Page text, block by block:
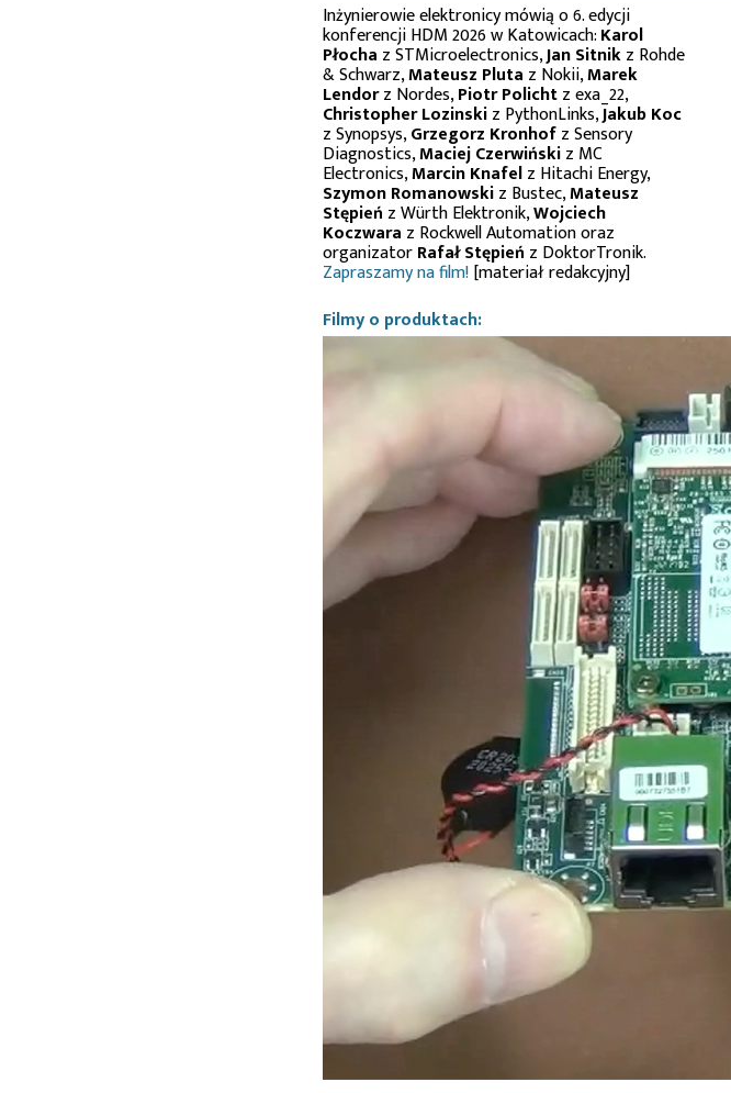
Inżynierowie elektronicy mówią o 6. edycji
konferencji HDM 2026 w Katowicach:Karol
Płocha z STMicroelectronics,Jan Sitnikz Rohde
& Schwarz,Mateusz Pluta z Nokii,Marek
Lendorz Nordes,Piotr Polichtz exa_22,
Christopher Lozinskiz PythonLinks,Jakub Koc
z Synopsys,Grzegorz Kronhofz Sensory
Diagnostics,Maciej Czerwińskiz MC
Electronics,Marcin Knafelz Hitachi Energy,
Szymon Romanowskiz Bustec,Mateusz
Stępień z Würth Elektronik,Wojciech
Koczwara z Rockwell Automation oraz
organizatorRafał Stępień z DoktorTronik.
Zapraszamy na film![materiał redakcyjny]
Filmy o produktach: